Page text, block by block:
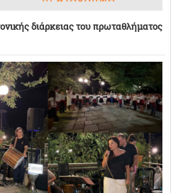
διάρκειας του πρωταθλήματος